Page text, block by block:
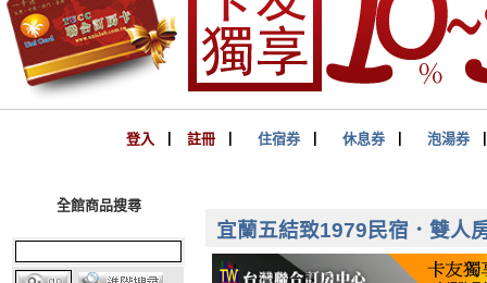
登入 註冊 住宿券 休息券 泡湯券
全館商品搜尋
宜蘭五結致1979民宿．雙人